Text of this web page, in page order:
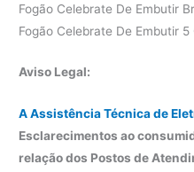
Fogão Celebrate De Embutir
Fogão Celebrate De Embutir
Aviso Legal:
A Assistência Técnica de
Esclarecimentos ao
relação dos Postos de